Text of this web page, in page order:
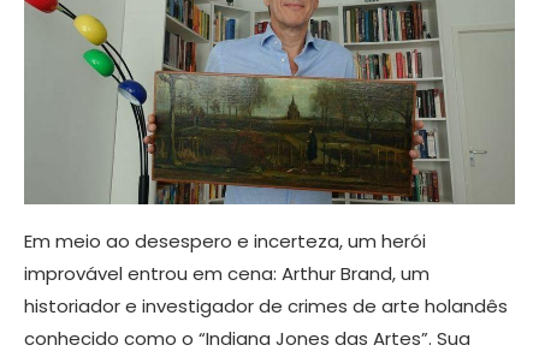
Em meio ao desespero e incerteza, um herói
improvável entrou em cena: Arthur Brand, um
historiador e investigador de crimes de arte holandês
conhecido como o “Indiana Jones das Artes”. Sua